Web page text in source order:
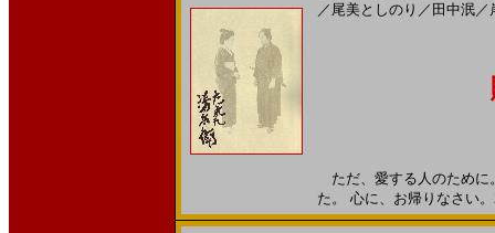
／ 尾美としのり ／ 田中泯／
ただ、愛する人のために
た。 心に、お帰りなさい